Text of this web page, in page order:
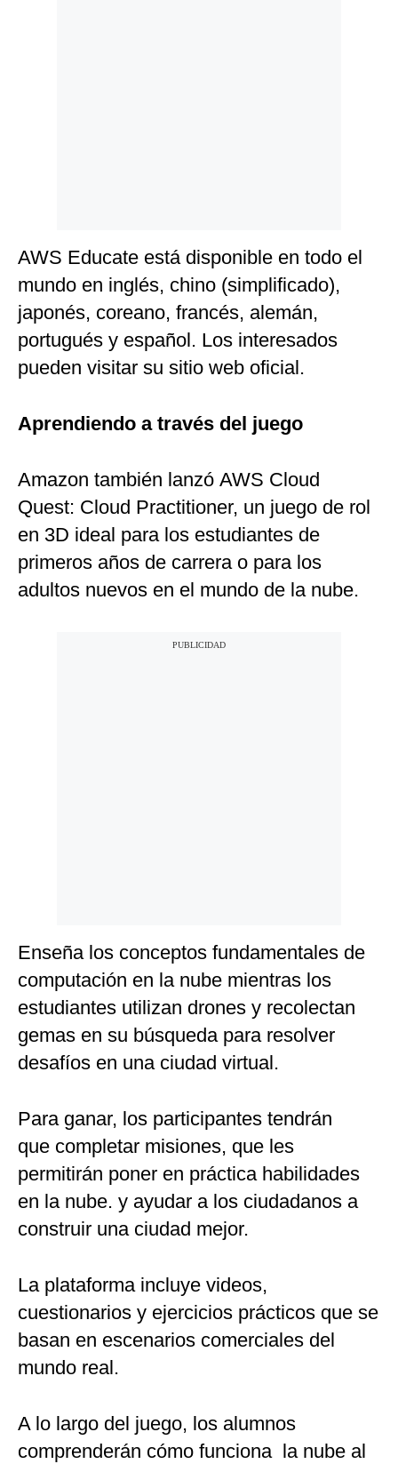
AWS Educate está disponible en todo el
mundo en inglés, chino (simplificado),
japonés, coreano, francés, alemán,
portugués y español. Los interesados
pueden visitar su sitio web oficial.
Aprendiendo a través del juego
Amazon también lanzó AWS Cloud
Quest: Cloud Practitioner, un juego de rol
en 3D ideal para los estudiantes de
primeros años de carrera o para los
adultos nuevos en el mundo de la nube.
Enseña los conceptos fundamentales de
computación en la nube mientras los
estudiantes utilizan drones y recolectan
gemas en su búsqueda para resolver
desafíos en una ciudad virtual.
Para ganar, los participantes tendrán
que completar misiones, que les
permitirán poner en práctica habilidades
en la nube. y ayudar a los ciudadanos a
construir una ciudad mejor.
La plataforma incluye videos,
cuestionarios y ejercicios prácticos que se
basan en escenarios comerciales del
mundo real.
A lo largo del juego, los alumnos
comprenderán cómo funciona la nube al